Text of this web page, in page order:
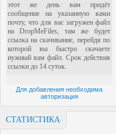
Для добавления необходима
авторизация
СТАТИСТИКА